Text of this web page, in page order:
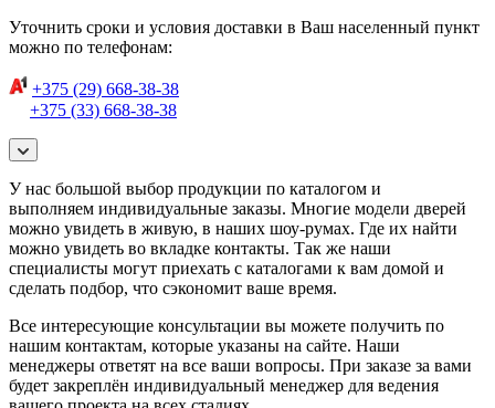
Уточнить сроки и условия доставки в Ваш населенный пункт
можно по телефонам:
+375 (29) 668-38-38
+375 (33) 668-38-38
У нас большой выбор продукции по каталогом и
выполняем индивидуальные заказы. Многие модели дверей
можно увидеть в живую, в наших шоу-румах. Где их найти
можно увидеть во вкладке контакты. Так же наши
специалисты могут приехать с каталогами к вам домой и
сделать подбор, что сэкономит ваше время.
Все интересующие консультации вы можете получить по
нашим контактам, которые указаны на сайте. Наши
менеджеры ответят на все ваши вопросы. При заказе за вами
будет закреплён индивидуальный менеджер для ведения